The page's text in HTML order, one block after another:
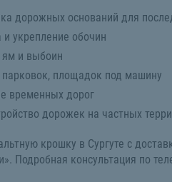
дорожных оснований для
укрепление обочин
и выбоин
площадок под машину
временных дорог
дорожек на частных
крошку в Сургуте с
Подробная консультация по